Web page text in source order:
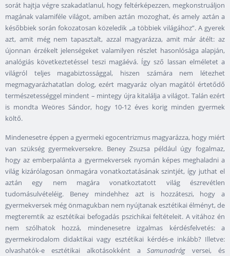
sorát hajtja végre szakadatlanul, hogy feltérképezzen, megkonstruáljon
magának valamiféle világot, amiben aztán mozoghat, és amely aztán a
későbbiek során fokozatosan közeledik „a többiek világához”. A gyerek
azt, amit még nem tapasztalt, azzal magyarázza, amit már átélt: az
újonnan érzékelt jelenségeket valamilyen részlet hasonlósága alapján,
analógiás következtetéssel teszi magáévá. Így sző lassan elméletet a
világról teljes magabiztossággal, hiszen számára nem létezhet
megmagyarázhatatlan dolog, ezért magyaráz olyan magától értetődő
természetességgel mindent – mintegy újra kitalálja a világot. Talán ezért
is mondta Weöres Sándor, hogy 10-12 éves korig minden gyermek
költő.
Mindenesetre éppen a gyermeki egocentrizmus magyarázza, hogy miért
van szükség gyermekversekre. Beney Zsuzsa például úgy fogalmaz,
hogy az emberpalánta a gyermekversek nyomán képes meghaladni a
világ kizárólagosan önmagára vonatkoztatásának szintjét, így juthat el
aztán egy nem magára vonatkoztatott világ észrevétlen
tudomásulvételéig. Beney mindehhez azt is hozzáteszi, hogy a
gyermekversek még önmagukban nem nyújtanak esztétikai élményt, de
megteremtik az esztétikai befogadás pszichikai feltételeit. A vitához én
nem szólhatok hozzá, mindenesetre izgalmas kérdésfelvetés: a
gyermekirodalom didaktikai vagy esztétikai kérdés-e inkább? Illetve:
olvashatók-e esztétikai alkotásokként aSamunadrág versei, és